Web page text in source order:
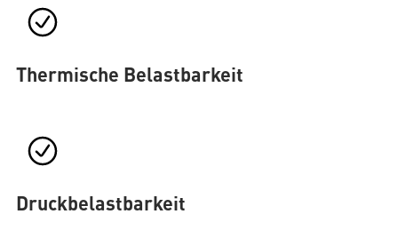
Thermische Belastbarkeit
Druckbelastbarkeit